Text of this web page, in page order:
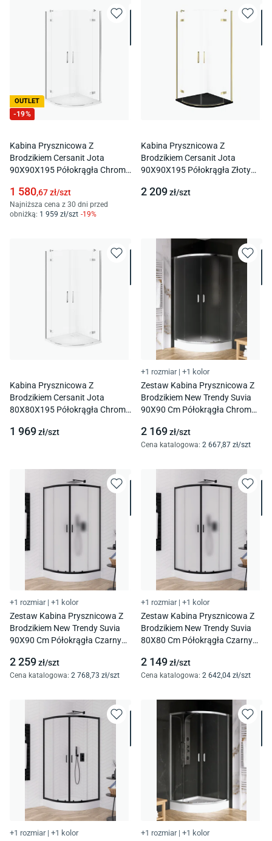
OUTLET
-19%
Kabina Prysznicowa Z
Brodzikiem Cersanit Jota
90X90X195 Półokrągła Chrom
S601-446
1 580,67zł/szt
Najniższa cena z 30 dni przed
obniżką: 1 959 zł/szt -19%
Kabina Prysznicowa Z
Brodzikiem Cersanit Jota
90X90X195 Półokrągła Złoty
Mat S601-445
2 209zł/szt
Kabina Prysznicowa Z
Brodzikiem Cersanit Jota
80X80X195 Półokrągła Chrom
S601-434
1 969zł/szt
+1 rozmiar | +1 kolor
Zestaw Kabina Prysznicowa Z
Brodzikiem New Trendy Suvia
90X90 Cm Półokrągła Chrom
2 169zł/szt
Cena katalogowa: 2 667,87 zł/szt
+1 rozmiar | +1 kolor
Zestaw Kabina Prysznicowa Z
Brodzikiem New Trendy Suvia
90X90 Cm Półokrągła Czarny
2 259zł/szt
Cena katalogowa: 2 768,73 zł/szt
+1 rozmiar | +1 kolor
Zestaw Kabina Prysznicowa Z
Brodzikiem New Trendy Suvia
80X80 Cm Półokrągła Czarny
2 149zł/szt
Cena katalogowa: 2 642,04 zł/szt
+1 rozmiar | +1 kolor +1 rozmiar | +1 kolor